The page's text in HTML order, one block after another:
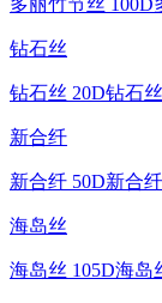
多丽竹节丝 100D
钻石丝
钻石丝 20D钻石
新合纤
新合纤 50D新合
海岛丝
海岛丝 105D海岛